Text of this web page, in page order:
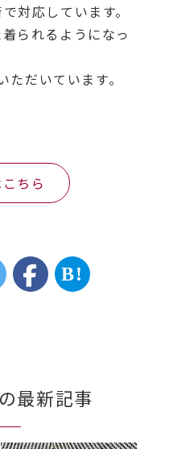
対応しています。
られるようになっ
だいています。
ちら
B!
最新記事